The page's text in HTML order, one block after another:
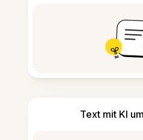
Text mit KI